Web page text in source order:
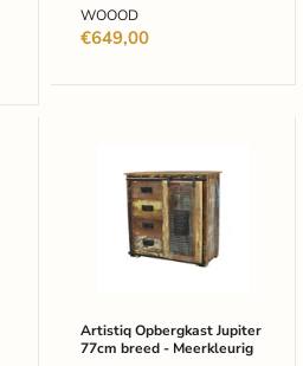
WOOOD
€649,00
Opbergkast
Meerkleurig
Artistiq Opbergkast Jupiter
77cm breed - Meerkleurig